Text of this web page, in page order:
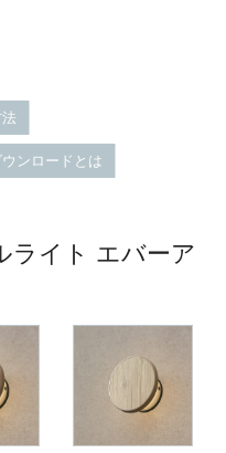
ンロードとは
ライト エバーア